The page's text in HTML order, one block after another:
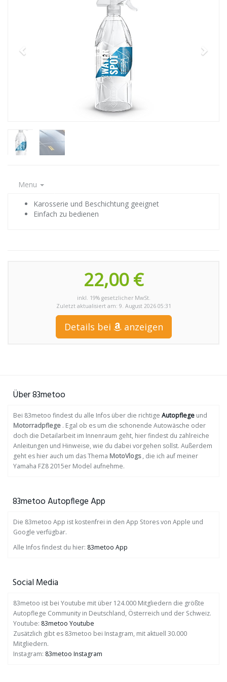
Menu
Karosserie und Beschichtung geeignet
Einfach zu bedienen
22,00 €
inkl. 19% gesetzlicher MwSt.
Zuletzt aktualisiert am: 9. August 2026 05:31
Details bei anzeigen
Über 83metoo
Bei 83metoo findest du alle Infos über die richtige Autopflege und
Motorradpflege . Egal ob es um die schonende Autowäsche oder
doch die Detailarbeit im Innenraum geht, hier findest du zahlreiche
Anleitungen und Hinweise, wie du dabei vorgehen sollst. Außerdem
geht es hier auch um das Thema MotoVlogs, die ich auf meiner
Yamaha FZ8 2015er Model aufnehme.
83metoo Autopflege App
Die 83metoo App ist kostenfrei in den App Stores von Apple und
Google verfügbar.
Alle Infos findest du hier: 83metoo App
Social Media
83metoo ist bei Youtube mit über 124.000 Mitgliedern die größte
Autopflege Community in Deutschland, Österreich und der Schweiz.
Youtube: 83metoo Youtube
Zusätzlich gibt es 83metoo bei Instagram, mit aktuell 30.000
Mitgliedern.
Instagram: 83metoo Instagram